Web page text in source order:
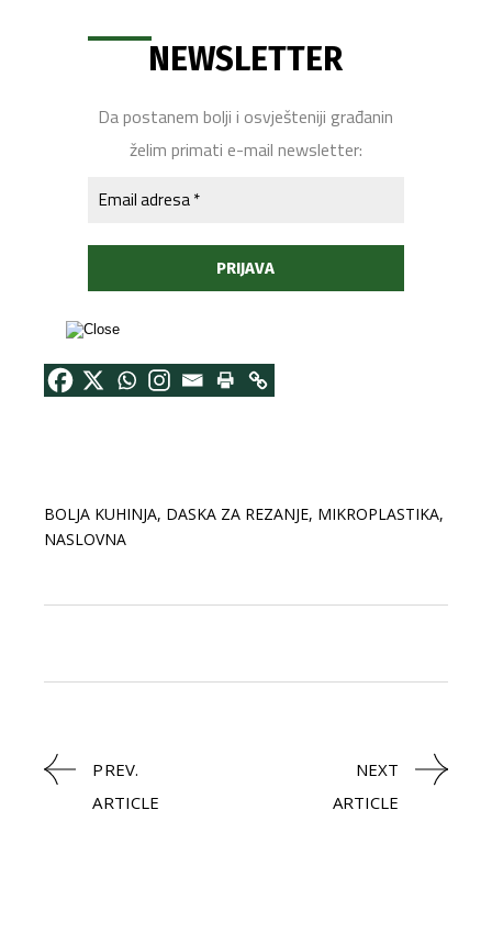
NEWSLETTER
Da postanem bolji i osvješteniji građanin
želim primati e-mail newsletter:
BOLJA KUHINJA, DASKA ZA REZANJE, MIKROPLASTIKA,
NASLOVNA
PREV.
ARTICLE
NEXT
ARTICLE